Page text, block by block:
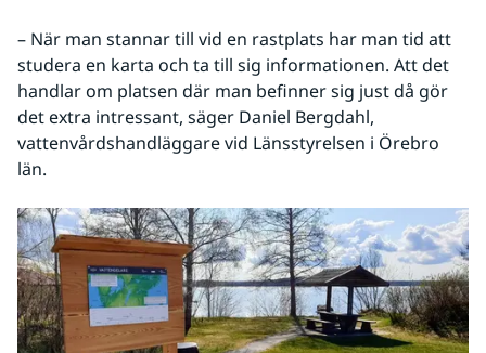
– När man stannar till vid en rastplats har man tid att
studera en karta och ta till sig informationen. Att det
handlar om platsen där man befinner sig just då gör
det extra intressant, säger Daniel Bergdahl,
vattenvårdshandläggare vid Länsstyrelsen i Örebro
län.